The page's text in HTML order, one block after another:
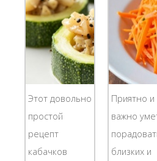
картошка. Все,
конечно,
могут
пожарить
картошку, но
не у всех она
получится
вкусной,
поэтому хочу
каждой
хозяюшки
имеются
способы
икры из
кабачков.
Сегодня я
Этот довольно
простой
рецепт
кабачков
Приятно и
важно
близких и